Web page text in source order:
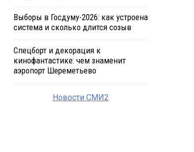
Выборы в Госдуму-2026: как устроена
система и сколько длится созыв
Спецборт и декорация к
кинофантастике: чем знаменит
аэропорт Шереметьево
Новости СМИ2